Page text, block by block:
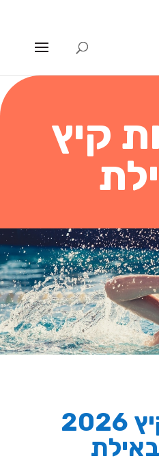
קיץ
קייטנות הקיץ 2026